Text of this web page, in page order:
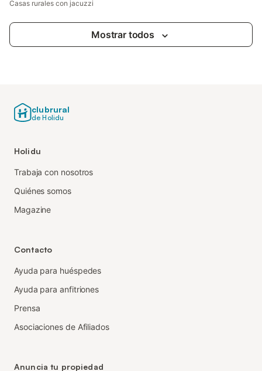
Casas rurales con jacuzzi
Mostrar todos
clubrural
de Holidu
Holidu
Trabaja con nosotros
Quiénes somos
Magazine
Contacto
Ayuda para huéspedes
Ayuda para anfitriones
Prensa
Asociaciones de Afiliados
Anuncia tu propiedad